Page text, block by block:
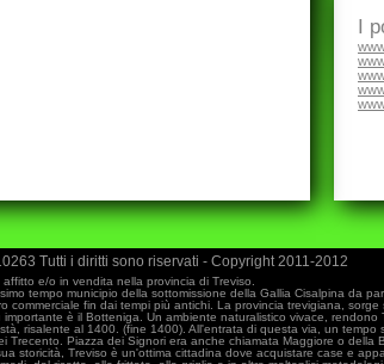
I
Tutti i diritti sono riservati - Copyright 2011-2012
e/o in vendita nella provincia di Treviso.
tempo municipio della sottomissione della Gallia Cisalpina da
fin dai tempi più antichi. La provincia trevigiana,
è il Botteniga. Un ambiente naturalistico vivace, rendono
risalente al 1400. (fine 1400). All'entrata di questa via, un
Piazza dei Signori era anche chiamata Maggiore o
storicità, Treviso è un'ottima cittadina dove acquistare case e